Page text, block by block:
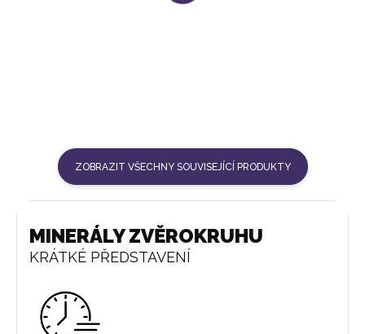
ZOBRAZIT VŠECHNY SOUVISEJÍCÍ PRODUKTY
MINERÁLY ZVĚROKRUHU
KRÁTKÉ PŘEDSTAVENÍ